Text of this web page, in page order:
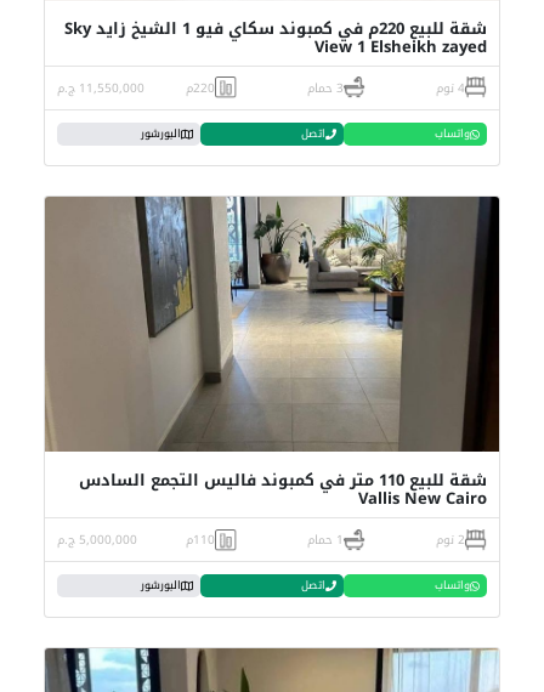
شقة للبيع 220م في كمبوند سكاي فيو 1 الشيخ زايد Sky
View 1 Elsheikh zayed
4 نوم 3 حمام 220م 11,550,000 ج.م
واتساب اتصل البورشور
شقة للبيع 110 متر في كمبوند فاليس التجمع السادس
Vallis New Cairo
2 نوم 1 حمام 110م 5,000,000 ج.م
واتساب اتصل البورشور